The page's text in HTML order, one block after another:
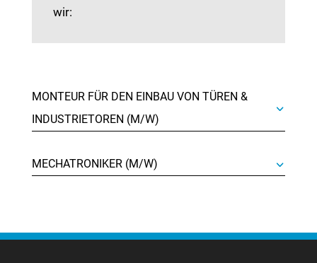
wir:
MONTEUR FÜR DEN EINBAU VON TÜREN &
INDUSTRIETOREN (M/W)
MECHATRONIKER (M/W)